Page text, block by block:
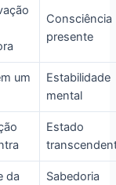
Consciência
presente
um
Estabilidade
mental
Estado
da
Sabedoria